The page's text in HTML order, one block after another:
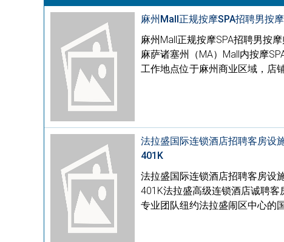
麻州Mall正规按摩SPA招聘男按
麻州Mall正规按摩SPA招聘男按
麻萨诸塞州（MA）Mall内按摩
工作地点位于麻州商业区域，店
法拉盛国际连锁酒店招聘客房设
401K
法拉盛国际连锁酒店招聘客房设
401K法拉盛高级连锁酒店诚聘
专业团队纽约法拉盛闹区中心的